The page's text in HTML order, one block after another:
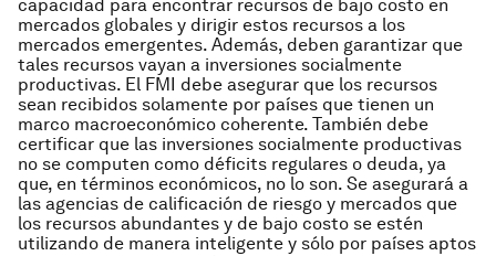
capacidad para encontrar recursos de bajo costo en
mercados globales y dirigir estos recursos a los
mercados emergentes. Además, deben garantizar que
tales recursos vayan a inversiones socialmente
productivas. El FMI debe asegurar que los recursos
sean recibidos solamente por países que tienen un
marco macroeconómico coherente. También debe
certificar que las inversiones socialmente productivas
no se computen como déficits regulares o deuda, ya
que, en términos económicos, no lo son. Se asegurará a
las agencias de calificación de riesgo y mercados que
los recursos abundantes y de bajo costo se estén
utilizando de manera inteligente y sólo por países aptos